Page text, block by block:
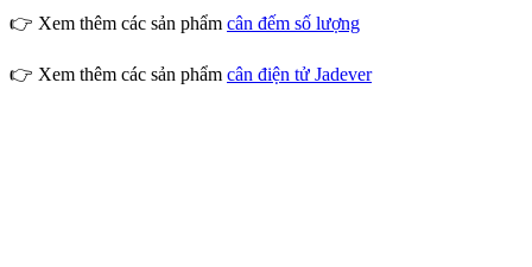
👉 Xem thêm các sản phẩm cân đếm số lượng
👉 Xem thêm các sản phẩm cân điện tử Jadever